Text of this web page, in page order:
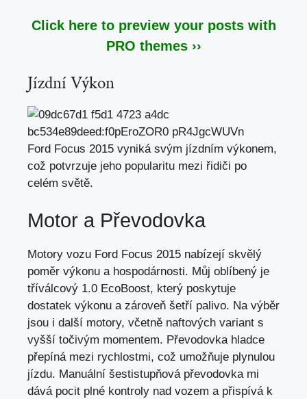
Click here to preview your posts with
PRO themes ››
Jízdní Výkon
Ford Focus 2015 vyniká svým jízdním výkonem,
což potvrzuje jeho popularitu mezi řidiči po
celém světě.
Motor a Převodovka
Motory vozu Ford Focus 2015 nabízejí skvělý
poměr výkonu a hospodárnosti. Můj oblíbený je
tříválcový 1.0 EcoBoost, který poskytuje
dostatek výkonu a zároveň šetří palivo. Na výběr
jsou i další motory, včetně naftových variant s
vyšší točivým momentem. Převodovka hladce
přepíná mezi rychlostmi, což umožňuje plynulou
jízdu. Manuální šestistupňová převodovka mi
dává pocit plné kontroly nad vozem a přispívá k